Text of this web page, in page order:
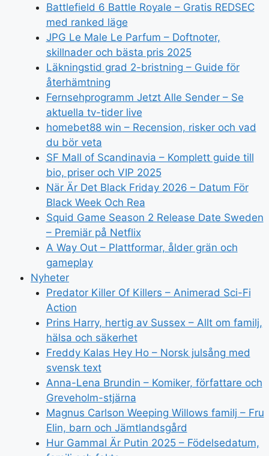
Battlefield 6 Battle Royale – Gratis REDSEC
med ranked läge
JPG Le Male Le Parfum – Doftnoter,
skillnader och bästa pris 2025
Läkningstid grad 2-bristning – Guide för
återhämtning
Fernsehprogramm Jetzt Alle Sender – Se
aktuella tv-tider live
homebet88 win – Recension, risker och vad
du bör veta
SF Mall of Scandinavia – Komplett guide till
bio, priser och VIP 2025
När Är Det Black Friday 2026 – Datum För
Black Week Och Rea
Squid Game Season 2 Release Date Sweden
– Premiär på Netflix
A Way Out – Plattformar, ålder grän och
gameplay
Nyheter
Predator Killer Of Killers – Animerad Sci-Fi
Action
Prins Harry, hertig av Sussex – Allt om familj,
hälsa och säkerhet
Freddy Kalas Hey Ho – Norsk julsång med
svensk text
Anna-Lena Brundin – Komiker, författare och
Greveholm-stjärna
Magnus Carlson Weeping Willows familj – Fru
Elin, barn och Jämtlandsgård
Hur Gammal Är Putin 2025 – Födelsedatum,